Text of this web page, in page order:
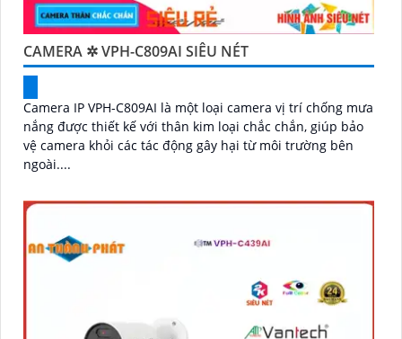
CAMERA ✲ VPH-C809AI SIÊU NÉT
Camera IP VPH-C809AI là một loại camera vị trí chống mưa
nắng được thiết kế với thân kim loại chắc chắn, giúp bảo
vệ camera khỏi các tác động gây hại từ môi trường bên
ngoài....